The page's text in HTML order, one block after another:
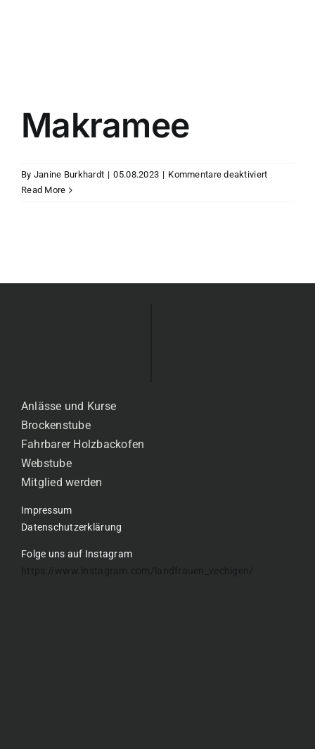
Makramee
By Janine Burkhardt | 05.08.2023 | Kommentare deaktiviertfür
Read More
Anlässe und Kurse
Brockenstube
Fahrbarer Holzbackofen
Webstube
Mitglied werden
Impressum
Datenschutzerklärung
Folge uns auf Instagram